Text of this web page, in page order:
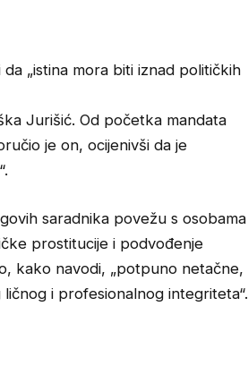
„istina mora biti iznad političkih
Jurišić. Od početka mandata
je on, ocijenivši da je
saradnika povežu s osobama
prostitucije i podvođenje
kako navodi, „potpuno netačne,
i profesionalnog integriteta“.